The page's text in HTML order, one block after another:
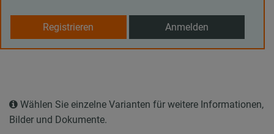
Registrieren Anmelden
Wählen Sie einzelne Varianten für weitere Informationen,
Bilder und Dokumente.